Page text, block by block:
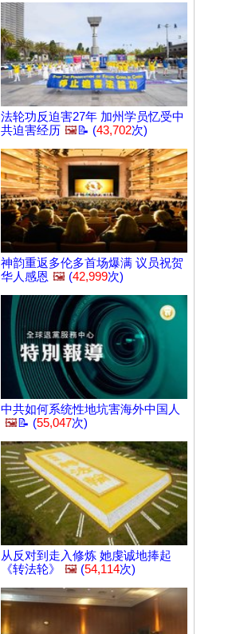
法轮功反迫害27年 加州学员忆受中
共迫害经历 🖼️📝 (43,702次)
神韵重返多伦多首场爆满 议员祝贺
华人感恩 🖼️ (42,999次)
中共如何系统性地坑害海外中国人
🖼️📝 (55,047次)
从反对到走入修炼 她虔诚地捧起
《转法轮》
🖼️ (54,114次)